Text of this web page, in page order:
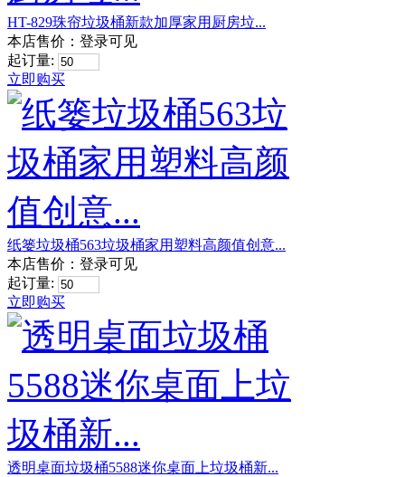
HT-829珠帘垃圾桶新款加厚家用厨房垃...
本店售价： 登录可见
起订量:
立即购买
纸篓垃圾桶563垃圾桶家用塑料高颜值创意...
本店售价： 登录可见
起订量:
立即购买
透明桌面垃圾桶5588迷你桌面上垃圾桶新...